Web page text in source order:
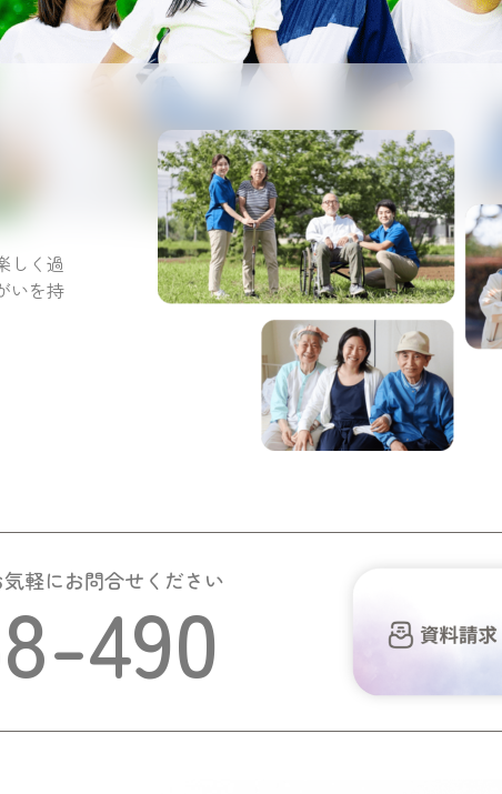
しく過
いを持
軽にお問合せください
490